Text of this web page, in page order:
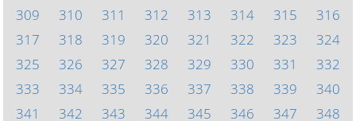
309
310 311 312 313 314 315
316
317
318 319 320 321 322 323
324
325
326 327 328 329 330 331
332
333
334 335 336 337 338 339
340
341
342 343 344 345 346 347 348